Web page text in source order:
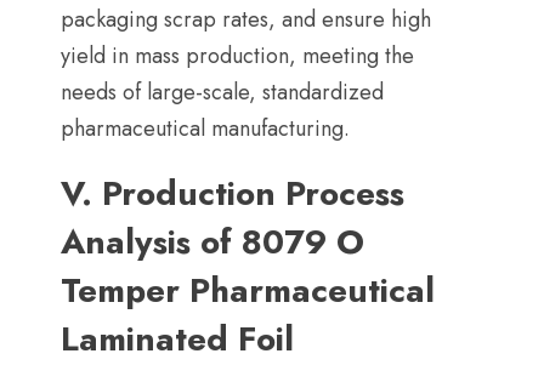
packaging scrap rates, and ensure high
yield in mass production, meeting the
needs of large-scale, standardized
pharmaceutical manufacturing.
V. Production Process
Analysis of 8079 O
Temper Pharmaceutical
Laminated Foil